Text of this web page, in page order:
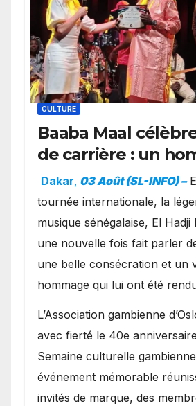
CULTURE
Baaba Maal
de carrière : un
exceptionnel à
présence de la
royale.
Dakar, 03 Août (SL-INFO) –
tournée internationale, la
musique sénégalaise, El
une nouvelle fois fait parler
une belle consécration et un
hommage qui lui ont été
​L’Association gambienne
avec fierté le 40e
Semaine culturelle
événement mémorable
invités de marque, des